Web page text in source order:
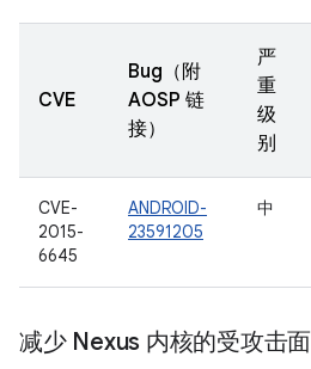
CVE
Bug（附
AOSP 链
接）
严
重
级
别
CVE-
2015-
6645
ANDROID-
23591205
中
减少 Nexus 内核的受攻击面